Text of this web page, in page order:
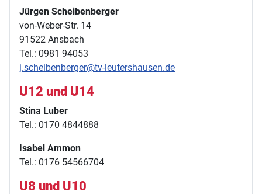
Jürgen Scheibenberger
von-Weber-Str. 14
91522 Ansbach
Tel.: 0981 94053
j.scheibenberger@tv-leutershausen.de
U12 und U14
Stina Luber
Tel.: 0170 4844888
Isabel Ammon
Tel.: 0176 54566704
U8 und U10